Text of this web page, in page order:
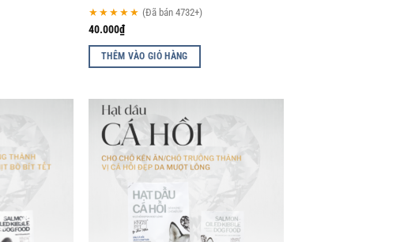
★★★★★ (Đã bán 4732+)
40.000₫
THÊM VÀO GIỎ HÀNG
Add to